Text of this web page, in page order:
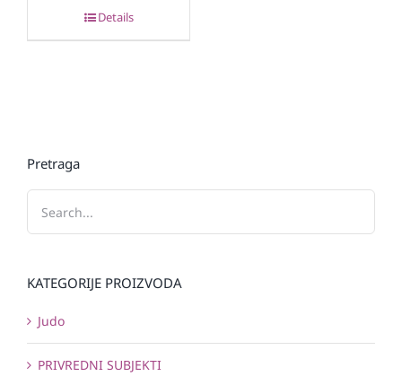
Details
Pretraga
KATEGORIJE PROIZVODA
Judo
PRIVREDNI SUBJEKTI